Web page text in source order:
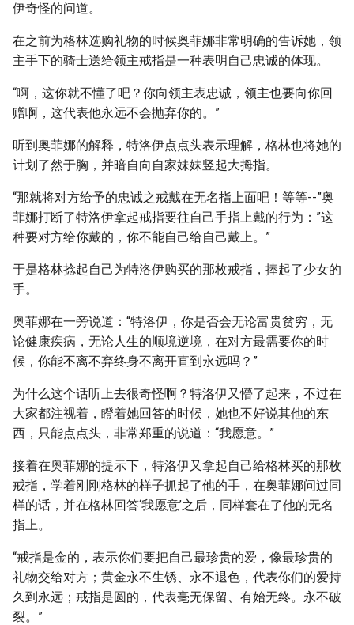
伊奇怪的问道。
在之前为格林选购礼物的时候奥菲娜非常明确的告诉她，领
主手下的骑士送给领主戒指是一种表明自己忠诚的体现。
“啊，这你就不懂了吧？你向领主表忠诚，领主也要向你回
赠啊，这代表他永远不会抛弃你的。”
听到奥菲娜的解释，特洛伊点点头表示理解，格林也将她的
计划了然于胸，并暗自向自家妹妹竖起大拇指。
“那就将对方给予的忠诚之戒戴在无名指上面吧！等等--”奥
菲娜打断了特洛伊拿起戒指要往自己手指上戴的行为：”这
种要对方给你戴的，你不能自己给自己戴上。”
于是格林捻起自己为特洛伊购买的那枚戒指，捧起了少女的
手。
奥菲娜在一旁说道：“特洛伊，你是否会无论富贵贫穷，无
论健康疾病，无论人生的顺境逆境，在对方最需要你的时
候，你能不离不弃终身不离开直到永远吗？”
为什么这个话听上去很奇怪啊？特洛伊又懵了起来，不过在
大家都注视着，瞪着她回答的时候，她也不好说其他的东
西，只能点点头，非常郑重的说道：“我愿意。”
接着在奥菲娜的提示下，特洛伊又拿起自己给格林买的那枚
戒指，学着刚刚格林的样子抓起了他的手，在奥菲娜问过同
样的话，并在格林回答‘我愿意’之后，同样套在了他的无名
指上。
“戒指是金的，表示你们要把自己最珍贵的爱，像最珍贵的
礼物交给对方；黄金永不生锈、永不退色，代表你们的爱持
久到永远；戒指是圆的，代表毫无保留、有始无终。永不破
裂。”